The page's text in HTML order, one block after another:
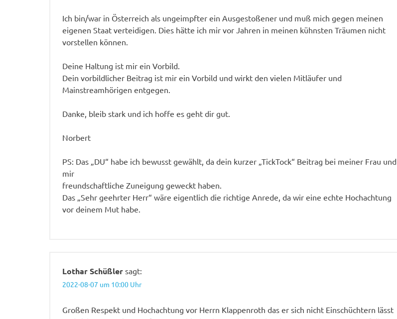
Ich bin/war in Österreich als ungeimpfter ein Ausgestoßener und muß mich gegen meinen
eigenen Staat verteidigen. Dies hätte ich mir vor Jahren in meinen kühnsten Träumen nicht
vorstellen können.
Deine Haltung ist mir ein Vorbild.
Dein vorbildlicher Beitrag ist mir ein Vorbild und wirkt den vielen Mitläufer und
Mainstreamhörigen entgegen.
Danke, bleib stark und ich hoffe es geht dir gut.
Norbert
PS: Das „DU“ habe ich bewusst gewählt, da dein kurzer „TickTock“ Beitrag bei meiner Frau und
mir
freundschaftliche Zuneigung geweckt haben.
Das „Sehr geehrter Herr“ wäre eigentlich die richtige Anrede, da wir eine echte Hochachtung
vor deinem Mut habe.
Lothar Schüßler sagt:
2022-08-07 um 10:00 Uhr
Großen Respekt und Hochachtung vor Herrn Klappenroth das er sich nicht Einschüchtern lässt